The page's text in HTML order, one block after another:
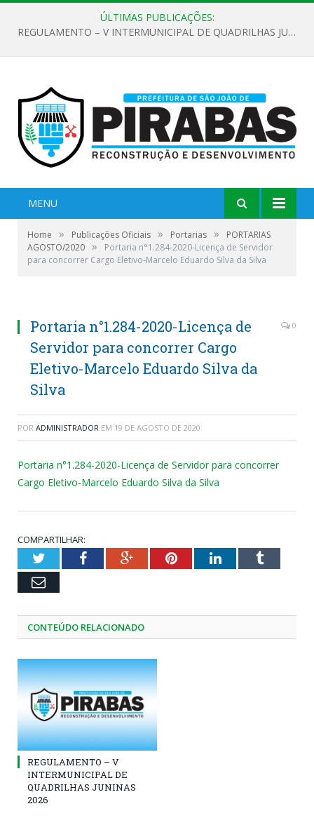
ÚLTIMAS PUBLICAÇÕES:
REGULAMENTO – V INTERMUNICIPAL DE QUADRILHAS JUNINAS 2026
MENU
Home » Publicações Oficiais » Portarias »
PORTARIAS
AGOSTO/2020 »
Portaria n°1.284-2020-Licença de Servidor
para concorrer Cargo Eletivo-Marcelo Eduardo Silva da Silva
Portaria n°1.284-2020-Licença de
Servidor para concorrer Cargo
Eletivo-Marcelo Eduardo Silva da
Silva
0
POR ADMINISTRADOR EM 19 DE AGOSTO DE 2020
Portaria n°1.284-2020-Licença de Servidor para concorrer
Cargo Eletivo-Marcelo Eduardo Silva da Silva
COMPARTILHAR:
TwitterFacebookGoogle+PinterestLinkedInTumblr
Email
CONTEÚDO RELACIONADO
REGULAMENTO – V
INTERMUNICIPAL DE
QUADRILHAS JUNINAS
2026